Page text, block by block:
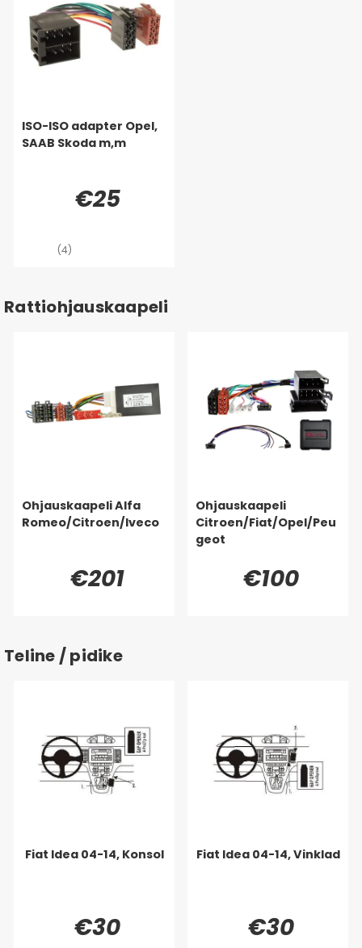
ISO-ISO adapter Opel,
SAAB Skoda m,m
€25
(4)
Rattiohjauskaapeli
Ohjauskaapeli Alfa
Romeo/Citroen/Iveco
€201
Ohjauskaapeli
Citroen/Fiat/Opel/Peu
geot
€100
Teline / pidike
Fiat Idea 04-14, Konsol
€30
Fiat Idea 04-14, Vinklad
€30